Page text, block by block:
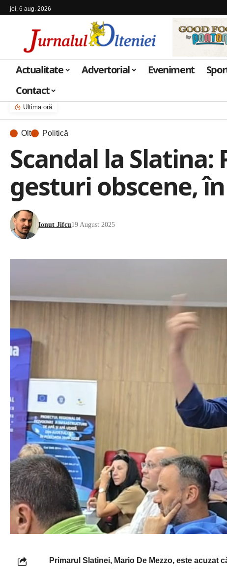
joi, 6 aug. 2026
Actualitate Advertorial Eveniment
Contact
Ultima oră
Olt Politică
Scandal la
gesturi obscene,
Ionut Jifcu19 August 2025
Primarul Slatinei, Mario De Mezzo, este